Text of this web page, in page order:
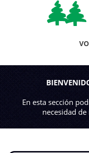
En esta sección
necesidad